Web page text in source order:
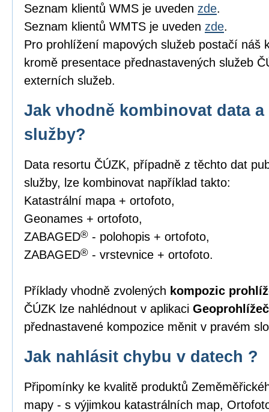
Seznam klientů WMS je uveden zde.
Seznam klientů WMTS je uveden zde.
Pro prohlížení mapových služeb postačí náš
kromě presentace přednastavených služeb
externích služeb.
Jak vhodně kombinovat data
služby?
Data resortu ČÚZK, případně z těchto dat
služby, lze kombinovat například takto:
Katastrální mapa + ortofoto,
Geonames + ortofoto,
ZABAGED® - polohopis + ortofoto,
ZABAGED® - vrstevnice + ortofoto.
Příklady vhodně zvolených kompozic
ČÚZK lze nahlédnout v aplikaci Geoprohlížeč
přednastavené kompozice měnit v pravém
Jak nahlásit chybu v datech ?
Připomínky ke kvalitě produktů
mapy - s výjimkou katastrálních map,